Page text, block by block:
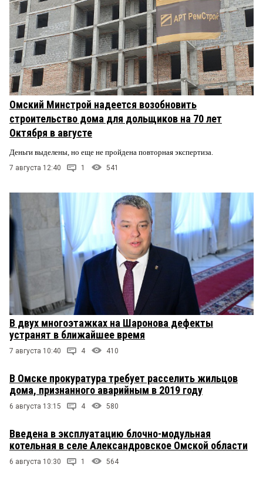
Омский Минстрой надеется возобновить
строительство дома для дольщиков на 70 лет
Октября в августе
Деньги выделены, но еще не пройдена повторная экспертиза.
7 августа 12:40 1 541
В двух многоэтажках на Шаронова дефекты
устранят в ближайшее время
7 августа 10:40 4 410
В Омске прокуратура требует расселить жильцов
дома, признанного аварийным в 2019 году
6 августа 13:15 4 580
Введена в эксплуатацию блочно-модульная
котельная в селе Александровское Омской области
6 августа 10:30 1 564